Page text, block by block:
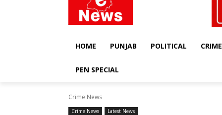
HOME PUNJAB POLITICAL CRIME
PEN SPECIAL
Crime News
Crime News Latest News